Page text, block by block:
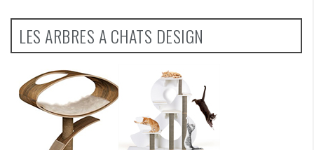
LES ARBRES A CHATS DESIGN